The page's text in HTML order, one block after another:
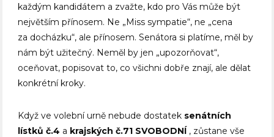
každým kandidátem a zvažte, kdo pro Vás může být
největším přínosem. Ne „Miss sympatie“, ne „cena
za docházku“, ale přínosem. Senátora si platíme, měl by
nám být užitečný. Neměl by jen „upozorňovat“,
oceňovat, popisovat to, co všichni dobře znají, ale dělat
konkrétní kroky.
Když ve volební urně nebude dostatek senátních
lístků č.4 a krajských č.71 SVOBODNÍ , zůstane vše